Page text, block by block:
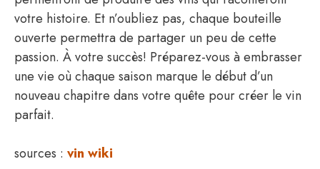
votre histoire. Et n’oubliez pas, chaque bouteille
ouverte permettra de partager un peu de cette
passion. À votre succès! Préparez-vous à embrasser
une vie où chaque saison marque le début d’un
nouveau chapitre dans votre quête pour créer le vin
parfait.
sources : vin wiki